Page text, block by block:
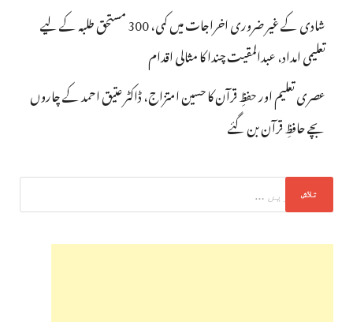
شادی کے غیر ضروری اخراجات میں کمی، 300 مستحق طلبہ کے لیے
تعلیمی امداد، عبدالمقیت چندا کا مثالی اقدام
عصری تعلیم اور حفظِ قرآن کا حسین امتزاج، ڈاکٹر عتیق احمد کے چاروں
بچے حافظِ قرآن بن گئے